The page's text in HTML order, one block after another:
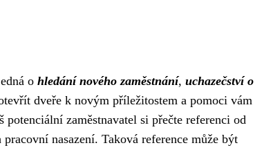
o hledání nového zaměstnání, uchazečství o
dveře k novým příležitostem a pomoci vám
potenciální zaměstnavatel si přečte referenci od
nasazení. Taková reference může být